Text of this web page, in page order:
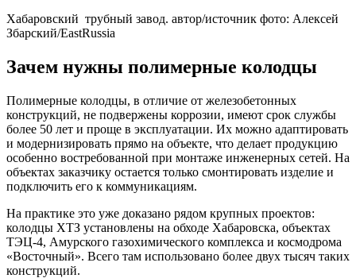
Хабаровский трубный завод. автор/источник фото: Алексей
Збарский/EastRussia
Зачем нужны полимерные колодцы
Полимерные колодцы, в отличие от железобетонных
конструкций, не подвержены коррозии, имеют срок службы
более 50 лет и проще в эксплуатации. Их можно адаптировать
и модернизировать прямо на объекте, что делает продукцию
особенно востребованной при монтаже инженерных сетей. На
объектах заказчику остается только смонтировать изделие и
подключить его к коммуникациям.
На практике это уже доказано рядом крупных проектов:
колодцы ХТЗ установлены на обходе Хабаровска, объектах
ТЭЦ-4, Амурского газохимического комплекса и космодрома
«Восточный». Всего там использовано более двух тысяч таких
конструкций.